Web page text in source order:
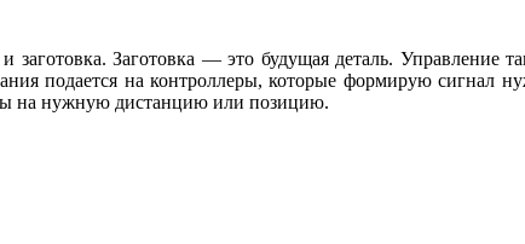
заготовка. Заготовка — это будущая деталь. Управление
подается на контроллеры, которые формирую сигнал
на нужную дистанцию или позицию.